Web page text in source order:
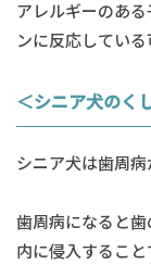
アレルギーのあ
ンに反応している
＜シニア犬のく
シニア犬は歯周
歯周病になると
内に侵入するこ